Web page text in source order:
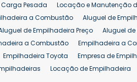
Pesada Locação e Manutenção
a Combustão Aluguel de
de Empilhadeira Preço Aluguel
a Combustão Empilhadeira a
Empilhadeira Toyota Empresa de
Locação de Empilhadeira